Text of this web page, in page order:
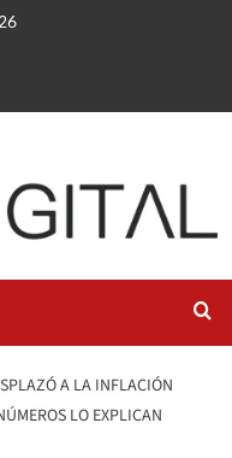
A LA INFLACIÓN
LO EXPLICAN